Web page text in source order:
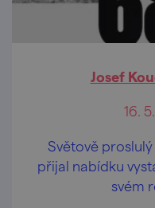
Josef
16.
Světově
přijal nabídku
svém